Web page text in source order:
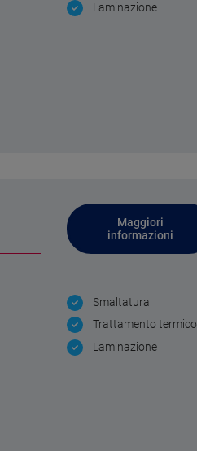
Laminazione
Maggiori
informazioni
Smaltatura
Trattamento termico
Laminazione